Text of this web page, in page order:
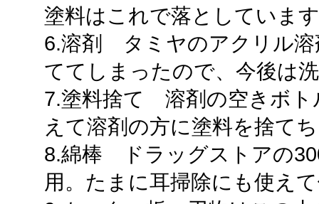
塗料はこれで落としていま
6.溶剤 タミヤのアクリル溶
ててしまったので、今後は
7.塗料捨て 溶剤の空きボト
えて溶剤の方に塗料を捨て
8.綿棒 ドラッグストアの
用。たまに耳掃除にも使え